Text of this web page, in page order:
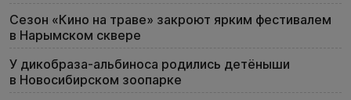
Сезон «Кино на траве» закроют ярким фестивалем
в Нарымском сквере
У дикобраза-альбиноса родились детёныши
в Новосибирском зоопарке